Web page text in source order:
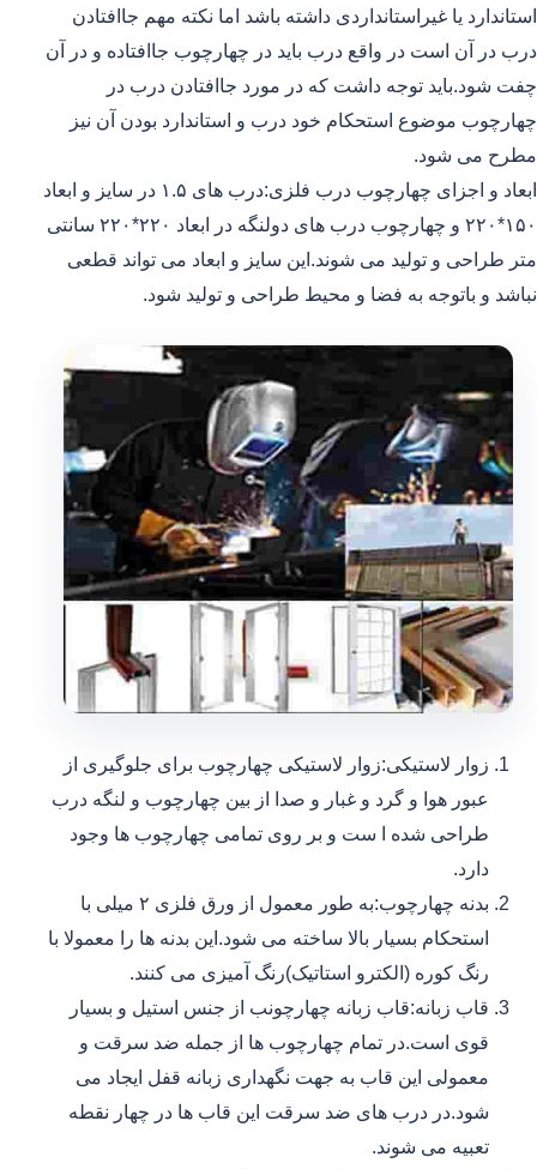
استاندارد یا غیراستانداردی داشته باشد اما نکته مهم جاافتادن
درب در آن است در واقع درب باید در چهارچوب جاافتاده و در آن
چفت شود.باید توجه داشت که در مورد جاافتادن درب در
چهارچوب موضوع استحکام خود درب و استاندارد بودن آن نیز
مطرح می شود.
ابعاد و اجزای چهارچوب درب فلزی:درب های ۱.۵ در سایز و ابعاد
۱۵۰*۲۲۰ و چهارچوب درب های دولنگه در ابعاد ۲۲۰*۲۲۰ سانتی
متر طراحی و تولید می شوند.این سایز و ابعاد می تواند قطعی
نباشد و باتوجه به فضا و محیط طراحی و تولید شود.
زوار لاستیکی:زوار لاستیکی چهارچوب برای جلوگیری از
عبور هوا و گرد و غبار و صدا از بین چهارچوب و لنگه درب
طراحی شده ا ست و بر روی تمامی چهارچوب ها وجود
دارد.
بدنه چهارچوب:به طور معمول از ورق فلزی ۲ میلی با
استحکام بسیار بالا ساخته می شود.این بدنه ها را معمولا با
رنگ کوره (الکترو استاتیک)رنگ آمیزی می کنند.
قاب زبانه:قاب زبانه چهارچونب از جنس استیل و بسیار
قوی است.در تمام چهارچوب ها از جمله ضد سرقت و
معمولی این قاب به جهت نگهداری زبانه قفل ایجاد می
شود.در درب های ضد سرقت این قاب ها در چهار نقطه
تعبیه می شوند.